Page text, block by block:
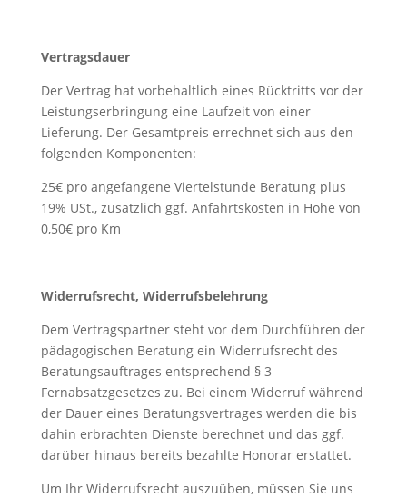
Vertragsdauer
Der Vertrag hat vorbehaltlich eines Rücktritts vor der
Leistungserbringung eine Laufzeit von einer
Lieferung. Der Gesamtpreis errechnet sich aus den
folgenden Komponenten:
25€ pro angefangene Viertelstunde Beratung plus
19% USt., zusätzlich ggf. Anfahrtskosten in Höhe von
0,50€ pro Km
Widerrufsrecht, Widerrufsbelehrung
Dem Vertragspartner steht vor dem Durchführen der
pädagogischen Beratung ein Widerrufsrecht des
Beratungsauftrages entsprechend § 3
Fernabsatzgesetzes zu. Bei einem Widerruf während
der Dauer eines Beratungsvertrages werden die bis
dahin erbrachten Dienste berechnet und das ggf.
darüber hinaus bereits bezahlte Honorar erstattet.
Um Ihr Widerrufsrecht auszuüben, müssen Sie uns